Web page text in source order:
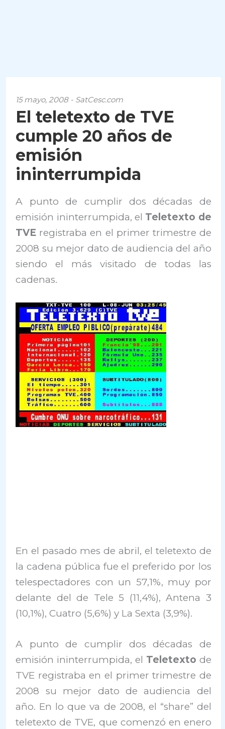
15 mayo, 2008 - SatCesc.com
El teletexto de TVE
cumple 20 años de
emisión
ininterrumpida
A punto de cumplir dos décadas de
emisión ininterrumpida, el Teletexto de
TVE registraba en el primer trimestre de
2008 su mejor dato de audiencia del año
siendo el más visitado de todas las
cadenas.
En el pasado mes de abril, el teletexto de
la cadena pública fue el preferido por los
telespectadores con un 57,1%, muy por
delante del de Tele 5 (11,4%), Antena 3
(10,1%), Cuatro (5,6%) y La Sexta (3,9%).
A punto de cumplir dos décadas de
emisión ininterrumpida, el Teletexto de
TVE registraba en el primer trimestre de
2008 su mejor dato de audiencia del
año. En lo que va de 2008, el “share” del
teletexto de TVE, que comenzó en enero